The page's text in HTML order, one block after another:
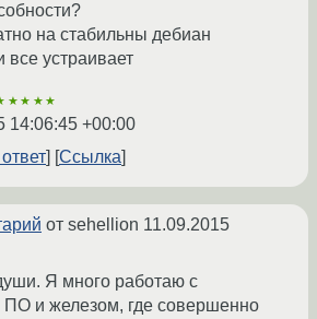
на стабильны дебиан
все устраивает
14:06:45 +00:00
Ссылка
от sehellion 11.09.2015
Я много работаю с
и железом, где совершенно